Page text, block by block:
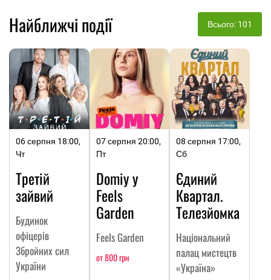
Найближчі події Всього: 101
06 серпня 18:00,
Чт
Третій
зайвий
Будинок
офіцерів
Збройних сил
України
07 серпня 20:00,
Пт
Domiy у
Feels
Garden
Feels Garden
от 800 грн
08 серпня 17:00,
Сб
Єдиний
Квартал.
Телезйомка
Національний
палац мистецтв
«Україна»